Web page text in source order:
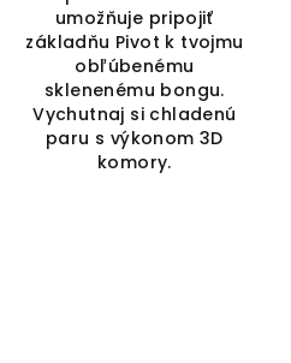
umožňuje pripojiť
základňu Pivot k tvojmu
obľúbenému
sklenenému bongu.
Vychutnaj si chladenú
paru s výkonom 3D
komory.